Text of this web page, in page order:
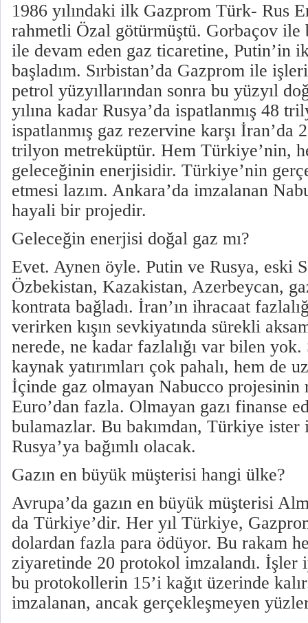
1986 yılındaki ilk Gazprom Türk- Rus
rahmetli Özal götürmüştü. Gorbaçov ile
ile devam eden gaz ticaretine, Putin’in
başladım. Sırbistan’da Gazprom ile
petrol yüzyıllarından sonra bu yüzyıl
yılına kadar Rusya’da ispatlanmış 48
ispatlanmış gaz rezervine karşı İran’da
trilyon metreküptür. Hem Türkiye’nin,
geleceğinin enerjisidir. Türkiye’nin
etmesi lazım. Ankara’da imzalanan
hayali bir projedir.
Geleceğin enerjisi doğal gaz mı?
Evet. Aynen öyle. Putin ve Rusya, eski
Özbekistan, Kazakistan, Azerbeycan,
kontrata bağladı. İran’ın ihracaat
verirken kışın sevkiyatında sürekli
nerede, ne kadar fazlalığı var bilen yok.
kaynak yatırımları çok pahalı, hem de
İçinde gaz olmayan Nabucco
Euro’dan fazla. Olmayan gazı finanse
bulamazlar. Bu bakımdan, Türkiye ister
Rusya’ya bağımlı olacak.
Gazın en büyük müşterisi hangi ülke?
Avrupa’da gazın en büyük müşterisi
da Türkiye’dir. Her yıl Türkiye,
dolardan fazla para ödüyor. Bu rakam
ziyaretinde 20 protokol imzalandı. İşler
bu protokollerin 15’i kağıt üzerinde
imzalanan, ancak gerçekleşmeyen